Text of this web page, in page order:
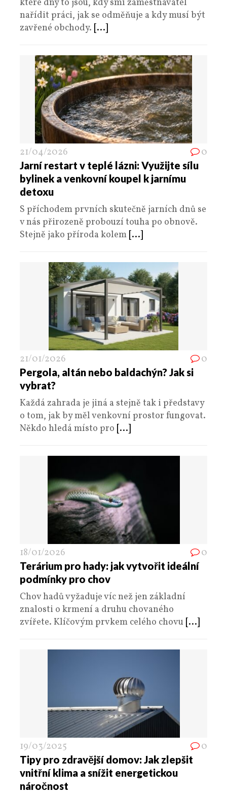
které dny to jsou, kdy smí zaměstnavatel
nařídit práci, jak se odměňuje a kdy musí být
zavřené obchody. [...]
21/04/2026 0
Jarní restart v teplé lázni: Využijte sílu
bylinek a venkovní koupel k jarnímu
detoxu
S příchodem prvních skutečně jarních dnů se
v nás přirozeně probouzí touha po obnově.
Stejně jako příroda kolem [...]
21/01/2026 0
Pergola, altán nebo baldachýn? Jak si
vybrat?
Každá zahrada je jiná a stejně tak i představy
o tom, jak by měl venkovní prostor fungovat.
Někdo hledá místo pro [...]
18/01/2026 0
Terárium pro hady: jak vytvořit ideální
podmínky pro chov
Chov hadů vyžaduje víc než jen základní
znalosti o krmení a druhu chovaného
zvířete. Klíčovým prvkem celého chovu [...]
19/03/2025 0
Tipy pro zdravější domov: Jak zlepšit
vnitřní klima a snížit energetickou
náročnost